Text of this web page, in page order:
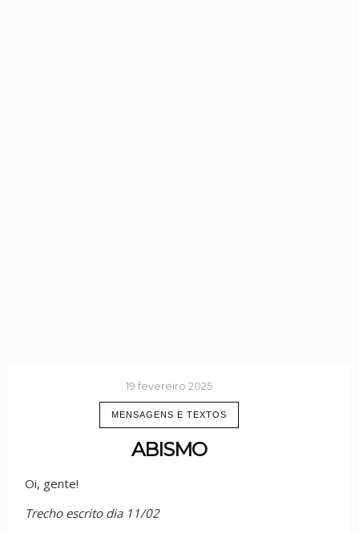
19 fevereiro 2025
MENSAGENS E TEXTOS
ABISMO
Oi, gente!
Trecho escrito dia 11/02